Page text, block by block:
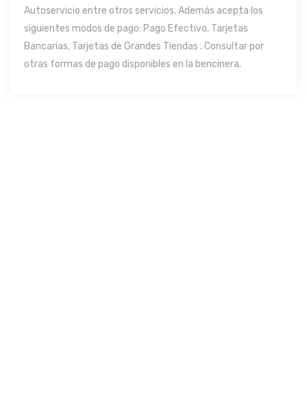
Autoservicio entre otros servicios. Además acepta los
siguientes modos de pago: Pago Efectivo, Tarjetas
Bancarias, Tarjetas de Grandes Tiendas . Consultar por
otras formas de pago disponibles en la bencinera.